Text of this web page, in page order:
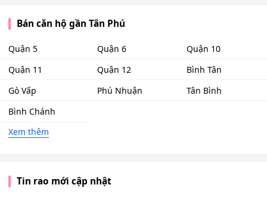
Bán căn hộ gần Tân Phú
Quận 5 Quận 6
Quận 10
Quận 11
Quận 12
Bình Tân
Gò Vấp
Phú Nhuận
Tân Bình
Bình Chánh
Xem thêm
Tin rao mới cập nhật